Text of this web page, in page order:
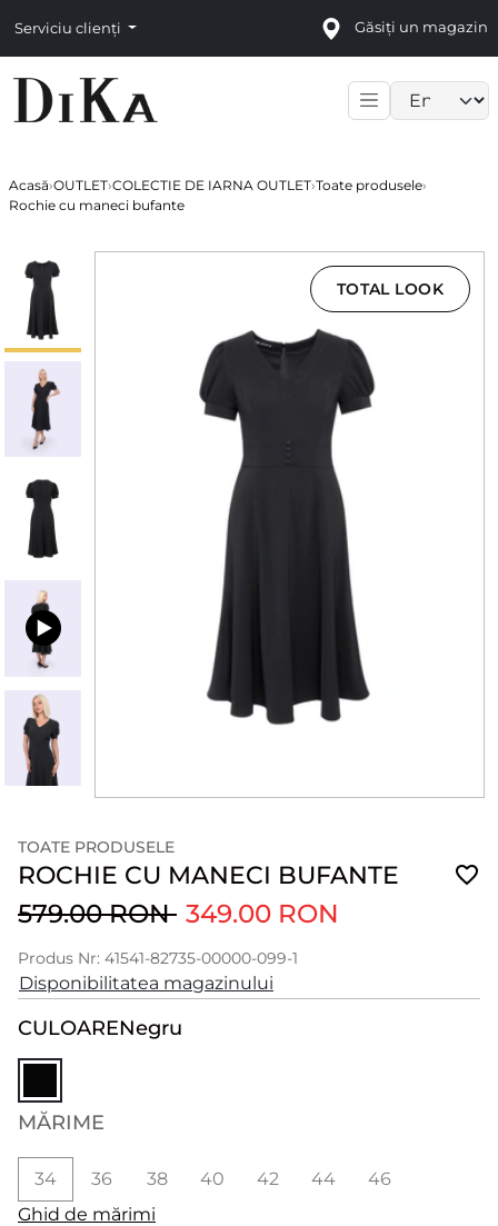
Serviciu clienți Găsiți un magazin
Acasă›OUTLET›COLECTIE DE IARNA OUTLET›Toate produsele›
Rochie cu maneci bufante
TOTAL LOOK
TOATE PRODUSELE
ROCHIE CU MANECI BUFANTE
579.00 RON 349.00 RON
Produs Nr: 41541-82735-00000-099-1
Disponibilitatea magazinului
CULOARENegru
MĂRIME
34 36 38 40 42 44
46
Ghid de mărimi